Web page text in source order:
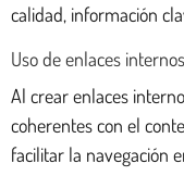
calidad, información
Uso de enlaces
Al crear enlaces
coherentes con el
facilitar la navegación